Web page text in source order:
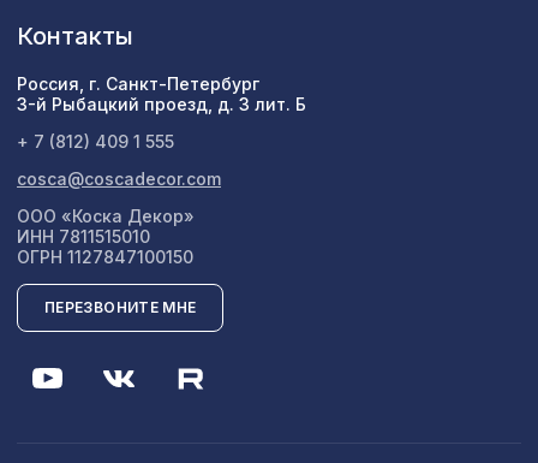
Контакты
Россия, г. Санкт-Петербург
3-й Рыбацкий проезд, д. 3 лит. Б
+ 7 (812) 409 1 555
cosca@coscadecor.com
ООО «Коска Декор»
ИНН 7811515010
ОГРН 1127847100150
ПЕРЕЗВОНИТЕ МНЕ